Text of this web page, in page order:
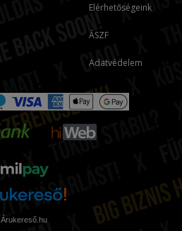
Elérhetőségeink
ÁSZF
Adatvédelem
Árukereső.hu